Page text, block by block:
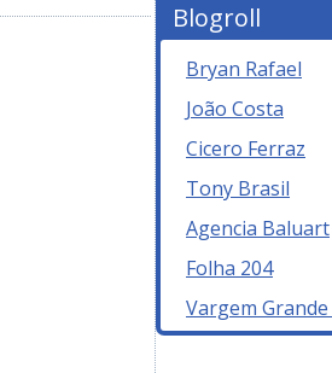
Blogroll
Bryan Rafael
João Costa
Cicero Ferraz
Tony Brasil
Agencia Baluart
Folha 204
Vargem